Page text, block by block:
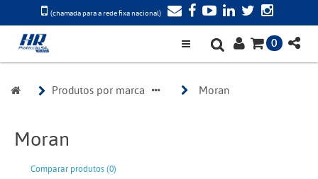
(chamada para a rede fixa nacional)
0
Produtos por marca Moran
Moran
Comparar produtos (0)